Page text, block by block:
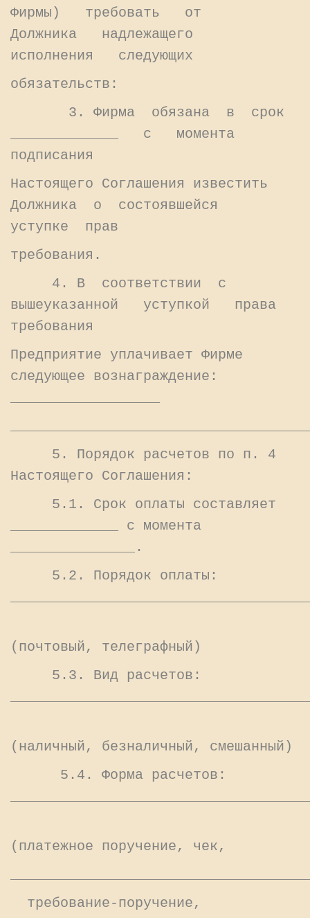
Фирмы) требовать от
Должника надлежащего
исполнения следующих
обязательств:
3. Фирма обязана в срок
_____________ с момента
подписания
Настоящего Соглашения известить
Должника о состоявшейся
уступке прав
требования.
4. В соответствии с
вышеуказанной уступкой права
требования
Предприятие уплачивает Фирме
следующее вознаграждение:
5. Порядок расчетов по п. 4
Настоящего Соглашения:
5.1. Срок оплаты составляет
_____________ с момента
_______________.
5.2. Порядок оплаты:
(почтовый, телеграфный)
5.3. Вид расчетов:
(наличный, безналичный, смешанный)
5.4. Форма расчетов:
(платежное поручение, чек,
требование-поручение,